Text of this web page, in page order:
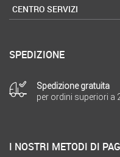
CENTRO SERVIZI
SPEDIZIONE
Spedizione gratuita
per ordini superiori a
I NOSTRI METODI DI